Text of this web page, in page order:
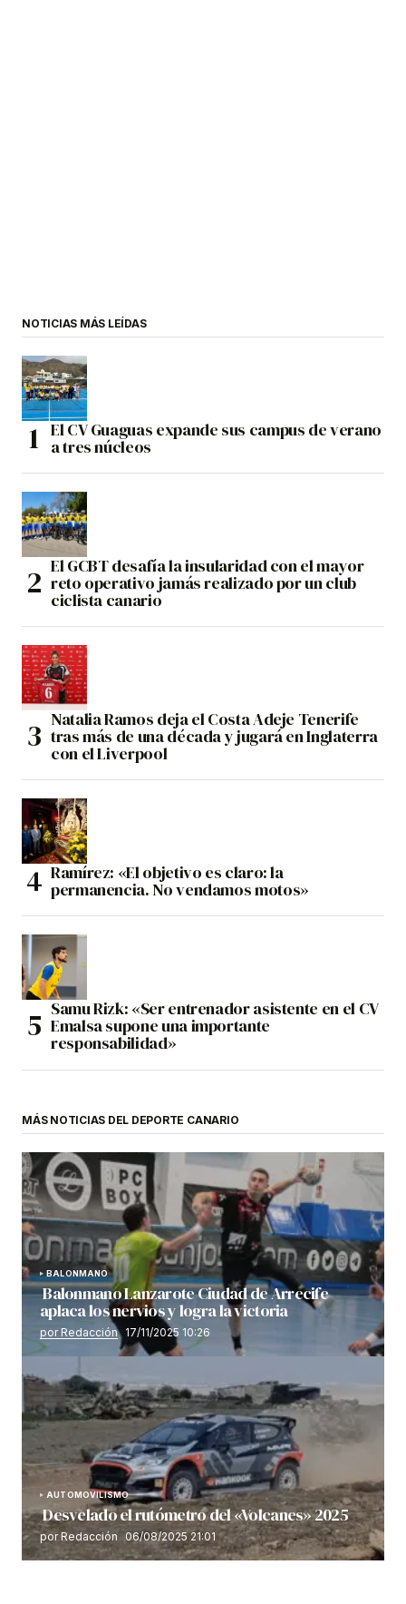
NOTICIAS MÁS LEÍDAS
El CV Guaguas expande sus campus de verano
a tres núcleos
El GCBT desafía la insularidad con el mayor
reto operativo jamás realizado por un club
ciclista canario
Natalia Ramos deja el Costa Adeje Tenerife
tras más de una década y jugará en Inglaterra
con el Liverpool
Ramírez: «El objetivo es claro: la
permanencia. No vendamos motos»
Samu Rizk: «Ser entrenador asistente en el CV
Emalsa supone una importante
responsabilidad»
MÁS NOTICIAS DEL DEPORTE CANARIO
BALONMANO
Balonmano Lanzarote Ciudad de Arrecife
aplaca los nervios y logra la victoria
por Redacción 17/11/2025 10:26
AUTOMOVILISMO
Desvelado el rutómetro del «Volcanes» 2025
por Redacción 06/08/2025 21:01